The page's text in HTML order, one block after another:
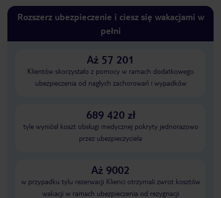
Rozszerz ubezpieczenie i ciesz się wakacjami w
pełni
Aż 57 201
Klientów skorzystało z pomocy w ramach dodatkowego
ubezpieczenia od nagłych zachorowań i wypadków
689 420 zł
tyle wyniósł koszt obsługi medycznej pokryty jednorazowo
przez ubezpieczyciela
Aż 9002
w przypadku tylu rezerwacji Klienci otrzymali zwrot kosztów
wakacji w ramach ubezpieczenia od rezygnacji